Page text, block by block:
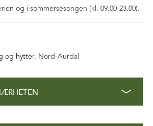
og i sommersesongen (kl. 09.00-23.00).
og hytter, Nord-Aurdal